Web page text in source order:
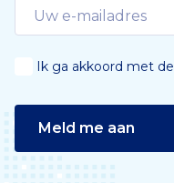
Ik ga akkoord met de
Meld me aan